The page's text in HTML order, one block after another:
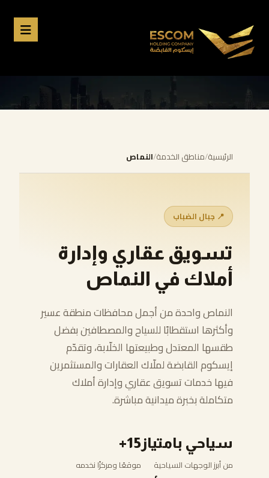
الرئيسية/مناطق الخدمة/النماص
📍 جبال الضباب
تسويق عقاري وإدارة
أملاك في النماص
النماص واحدة من أجمل محافظات منطقة عسير
وأكثرها استقطابًا للسياح والمصطافين بفضل
طقسها المعتدل وطبيعتها الخلّابة، وتقدّم
إيسكوم القابضة لملّاك العقارات والمستثمرين
فيها خدمات تسويق عقاري وإدارة أملاك
متكاملة بخبرة ميدانية مباشرة.
سياحي بامتياز
من أبرز الوجهات السياحية
15+
موقعًا ومركزًا نخدمه